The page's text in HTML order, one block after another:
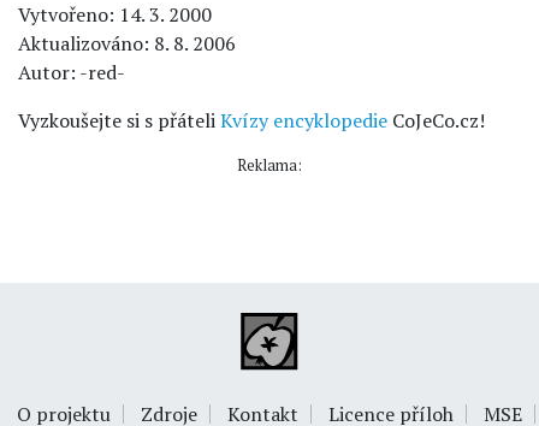
Vytvořeno: 14. 3. 2000
Aktualizováno: 8. 8. 2006
Autor: -red-
Vyzkoušejte si s přáteliKvízy encyklopedie CoJeCo.cz!
Reklama:
O projektu Zdroje Kontakt Licence příloh MSE